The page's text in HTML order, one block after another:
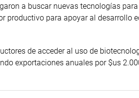
a buscar nuevas tecnologías para
productivo para apoyar al desarrollo
de acceder al uso de
exportaciones anuales por $us